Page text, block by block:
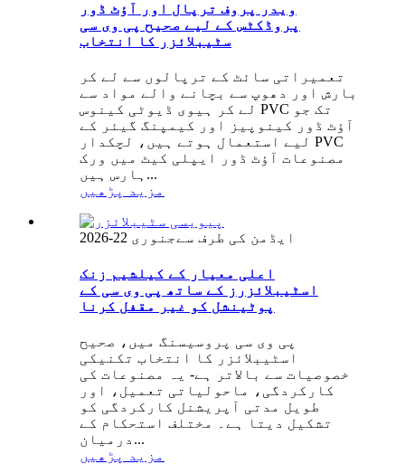
ویدر پروف ترپال اور آؤٹ ڈور
پروڈکٹس کے لیے صحیح پی وی سی
سٹیبلائزر کا انتخاب
تعمیراتی سائٹ کے ترپالوں سے لے کر
بارش اور دھوپ سے بچانے والے مواد سے
لے کر ہیوی ڈیوٹی کینوس PVC تک جو
آؤٹ ڈور کینوپیز اور کیمپنگ گیئر کے
لیے استعمال ہوتے ہیں، لچکدار PVC
مصنوعات آؤٹ ڈور ایپلی کیٹ میں ورک
ہارس ہیں...
مزید پڑھیں
ایڈمن کی طرف سےجنوری 22-2026
اعلی معیار کے کیلشیم زنک
اسٹیبلائزرز کے ساتھ پی وی سی کے
پوٹینشل کو غیر مقفل کرنا
پی وی سی پروسیسنگ میں، صحیح
اسٹیبلائزر کا انتخاب تکنیکی
خصوصیات سے بالاتر ہے- یہ مصنوعات کی
کارکردگی، ماحولیاتی تعمیل، اور
طویل مدتی آپریشنل کارکردگی کو
تشکیل دیتا ہے۔ مختلف استحکام کے
درمیان...
مزید پڑھیں